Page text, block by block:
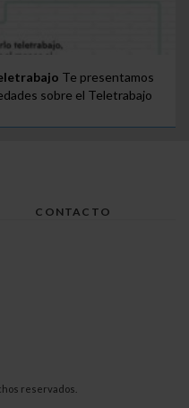
Te presentamos
sobre el Teletrabajo
CONTACTO
reservados.